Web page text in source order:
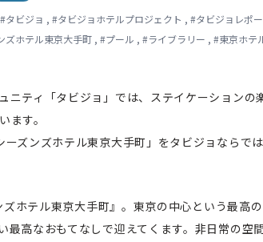
#タビジョ , #タビジョホテルプロジェクト , #タビジョレポ
ズホテル東京大手町 , #プール , #ライブラリー , #東京ホテ
ニティ「タビジョ」では、ステイケーションの
す。
ズンズホテル東京大手町」をタビジョならで
ホテル東京大手町』。東京の中心という最高
高なおもてなしで迎えてくます。非日常の空